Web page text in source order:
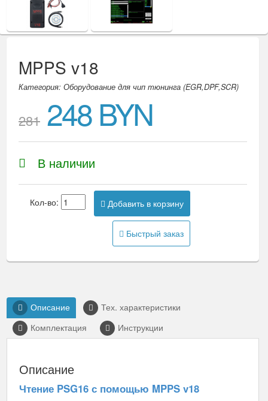
MPPS v18
Категория: Оборудование для чип тюнинга (EGR,DPF,SCR)
281 248 BYN
В наличии
Кол-во: Добавить в корзину
Быстрый заказ
Описание
Тех. характеристики
Комплектация
Инструкции
Описание
Чтение PSG16 с помощью MPPS v18